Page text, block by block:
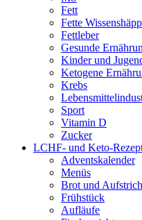
Fett
Fette
Fettleber
Gesunde
Kinder und
Ketogene
Krebs
Sport
Vitamin D
Zucker
LCHF- und Keto-
Adventskalender
Menüs
Brot und
Frühstück
Aufläufe